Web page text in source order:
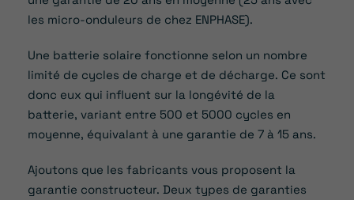
les micro-onduleurs de chez ENPHASE).
Une batterie solaire fonctionne selon un nombre
limité de cycles de charge et de décharge. Ce sont
donc eux qui influent sur la longévité de la
batterie, variant entre 500 et 5000 cycles en
moyenne, équivalant à une garantie de 7 à 15 ans.
Ajoutons que les fabricants vous proposent la
garantie constructeur. Deux types de garanties